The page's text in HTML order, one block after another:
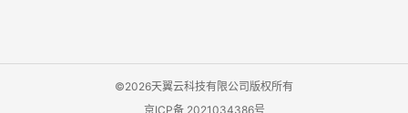
©2026天翼云科技有限公司版权所有
京ICP备 2021034386号